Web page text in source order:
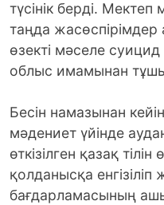
түсінік берді. Мектеп
таңда жасөспірімдер
өзекті мәселе
облыс имамынан
Бесін намазынан
мәдениет үйінде
өткізілген қазақ
қолданысқа
бағдарламасының